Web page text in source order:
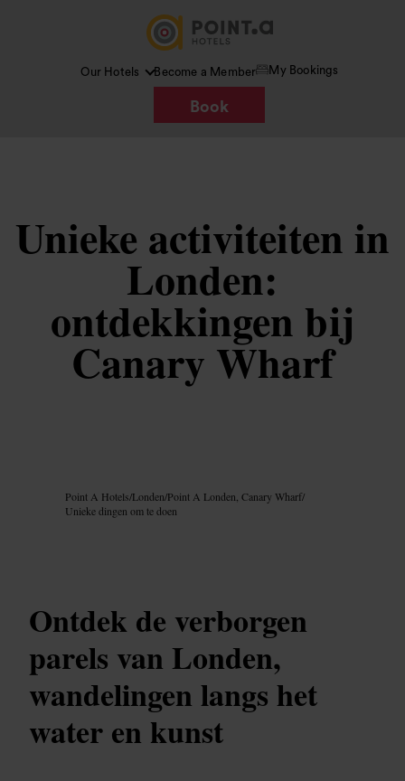
Our Hotels Become a Member My Bookings
Book
Unieke activiteiten in
Londen:
ontdekkingen bij
Canary Wharf
Point A Hotels/Londen/Point A Londen, Canary Wharf/
Unieke dingen om te doen
Ontdek de verborgen
parels van Londen,
wandelingen langs het
water en kunst